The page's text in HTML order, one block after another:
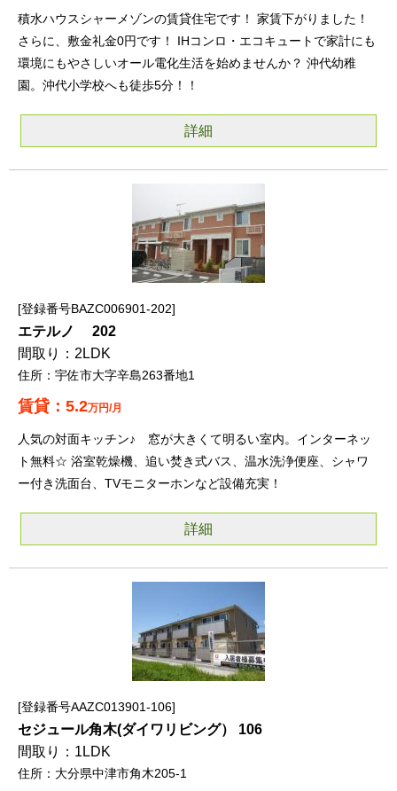
積水ハウスシャーメゾンの賃貸住宅です！ 家賃下がりました！
さらに、敷金礼金0円です！ IHコンロ・エコキュートで家計にも
環境にもやさしいオール電化生活を始めませんか？ 沖代幼稚
園。沖代小学校へも徒歩5分！！
詳細
登録番号BAZC006901-202
エテルノ 202
2LDK
宇佐市大字辛島263番地1
5.2万円/月
人気の対面キッチン♪ 窓が大きくて明るい室内。インターネッ
ト無料☆ 浴室乾燥機、追い焚き式バス、温水洗浄便座、シャワ
ー付き洗面台、TVモニターホンなど設備充実！
詳細
登録番号AAZC013901-106
セジュール角木(ダイワリビング） 106
1LDK
大分県中津市角木205-1